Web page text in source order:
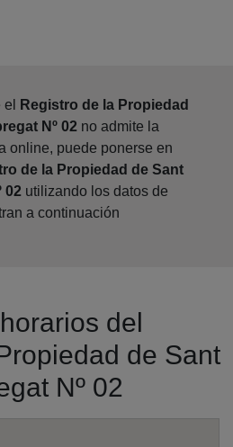
Registro de la Propiedad
Nº 02 no admite la
online, puede ponerse en
de la Propiedad de Sant
02 utilizando los datos de
a continuación
del
de Sant
Nº 02